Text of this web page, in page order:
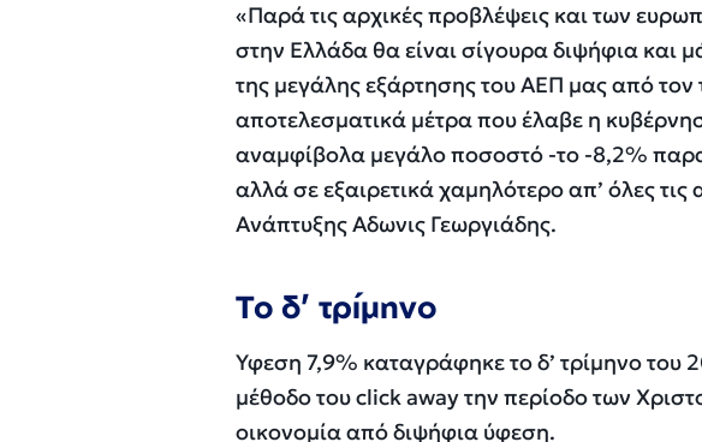
«Παρά τις αρχικές προβλέψεις και των
στην Ελλάδα θα είναι σίγουρα διψήφια και
της μεγάλης εξάρτησης του ΑΕΠ μας από
αποτελεσματικά μέτρα που έλαβε η
αναμφίβολα μεγάλο ποσοστό -το -8,2%
αλλά σε εξαιρετικά χαμηλότερο απ’ όλες
Ανάπτυξης Αδωνις Γεωργιάδης.
Το δ’ τρίμηνο
Υφεση 7,9% καταγράφηκε το δ’ τρίμηνο του
μέθοδο του click away την περίοδο των
οικονομία από διψήφια ύφεση.